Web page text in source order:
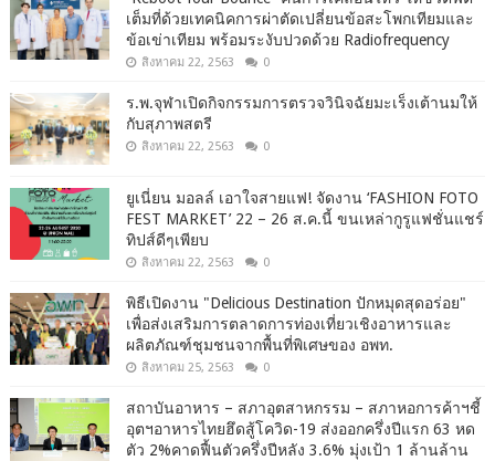
เต็มที่ด้วยเทคนิคการผ่าตัดเปลี่ยนข้อสะโพกเทียมและ
ข้อเข่าเทียม พร้อมระงับปวดด้วย Radiofrequency
สิงหาคม 22, 2563 0
ร.พ.จุฬาเปิดกิจกรรมการตรวจวินิจฉัยมะเร็งเต้านมให้
กับสุภาพสตรี
สิงหาคม 22, 2563 0
ยูเนี่ยน มอลล์ เอาใจสายแฟ! จัดงาน ‘FASHION FOTO
FEST MARKET’ 22 – 26 ส.ค.นี้ ขนเหล่ากูรูแฟชั่นแชร์
ทิปส์ดีๆเพียบ
สิงหาคม 22, 2563 0
พิธีเปิดงาน "Delicious Destination ปักหมุดสุดอร่อย"
เพื่อส่งเสริมการตลาดการท่องเที่ยวเชิงอาหารและ
ผลิตภัณฑ์ชุมชนจากพื้นที่พิเศษของ อพท.
สิงหาคม 25, 2563 0
สถาบันอาหาร – สภาอุตสาหกรรม – สภาหอการค้าฯชี้
อุตฯอาหารไทยฮึดสู้โควิด-19 ส่งออกครึ่งปีแรก 63 หด
ตัว 2%คาดฟื้นตัวครึ่งปีหลัง 3.6% มุ่งเป้า 1 ล้านล้าน